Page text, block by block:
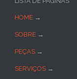
HOME →
SOBRE →
PEÇAS →
SERVIÇOS →